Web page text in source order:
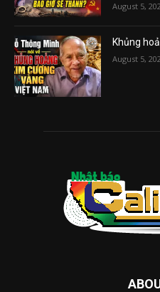
August 5,
Khủng
August 5,